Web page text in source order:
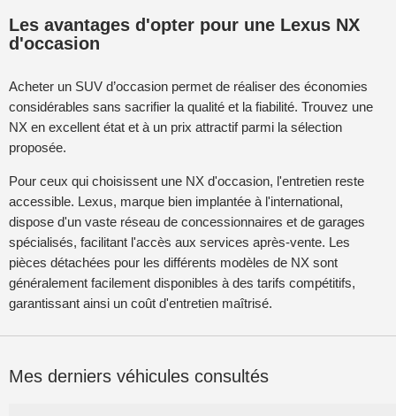
Les avantages d'opter pour une Lexus NX
d'occasion
Acheter un SUV d’occasion permet de réaliser des économies
considérables sans sacrifier la qualité et la fiabilité. Trouvez une
NX en excellent état et à un prix attractif parmi la sélection
proposée.
Pour ceux qui choisissent une NX d'occasion, l'entretien reste
accessible. Lexus, marque bien implantée à l'international,
dispose d'un vaste réseau de concessionnaires et de garages
spécialisés, facilitant l'accès aux services après-vente. Les
pièces détachées pour les différents modèles de NX sont
généralement facilement disponibles à des tarifs compétitifs,
garantissant ainsi un coût d'entretien maîtrisé.
Mes derniers véhicules consultés